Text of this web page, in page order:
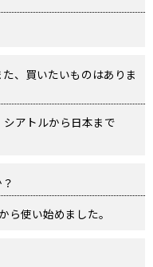
買いたいものはありま
アトルから日本まで
ら使い始めました。